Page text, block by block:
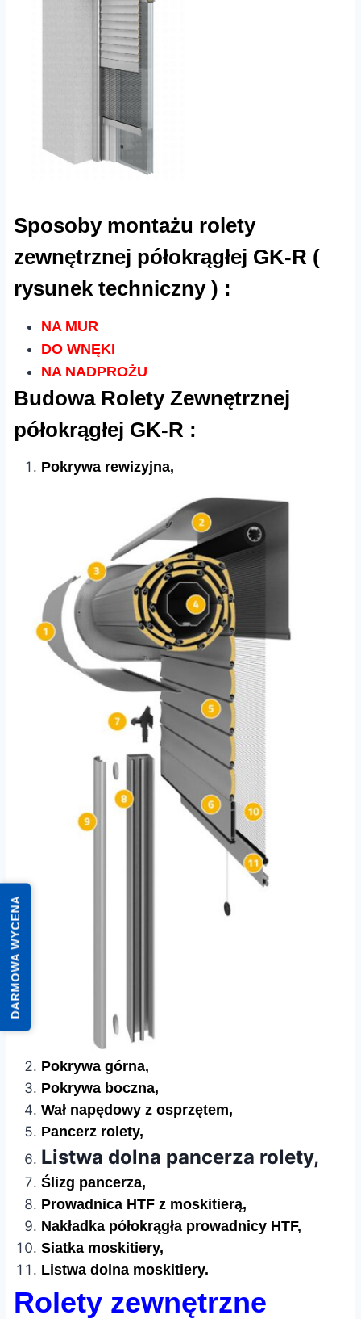
Sposoby montażu rolety
zewnętrznej półokrągłej GK-R (
rysunek techniczny ) :
NA MUR
DO WNĘKI
NA NADPROŻU
Budowa Rolety Zewnętrznej
półokrągłej GK-R :
Pokrywa rewizyjna,
Pokrywa górna,
Pokrywa boczna,
Wał napędowy z osprzętem,
Pancerz rolety,
Listwa dolna pancerza rolety,
Ślizg pancerza,
Prowadnica HTF z moskitierą,
Nakładka półokrągła prowadnicy HTF,
Siatka moskitiery,
Listwa dolna moskitiery.
Rolety zewnętrzne
DARMOWA WYCENA